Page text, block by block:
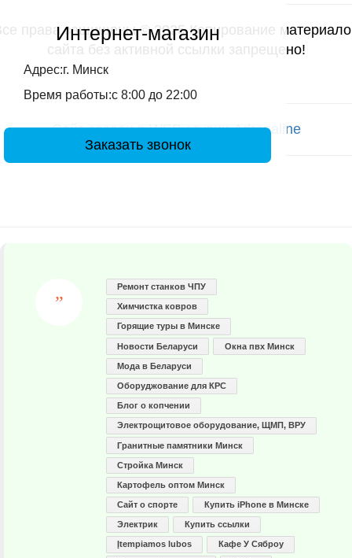
Интернет-магазин
Адрес:г. Минск
Время работы:с 8:00 до 22:00
Заказать звонок
права защищены © 2025 Копирование
сайта без активной ссылки запрещено!
Сайт создан в WEB студии Adrenaline
Ремонт станков ЧПУ
Химчистка ковров
Горящие туры в Минске
Новости Беларуси Окна пвх Минск
Мода в Беларуси
Оборуджование для КРС
Блог о копчении
Электрощитовое оборудование, ЩМП, ВРУ
Гранитные памятники Минск
Стройка Минск
Картофель оптом Минск
Сайт о спорте Купить iPhone в Минске
Электрик Купить ссылки
Įtempiamos lubos Кафе У Сяброу